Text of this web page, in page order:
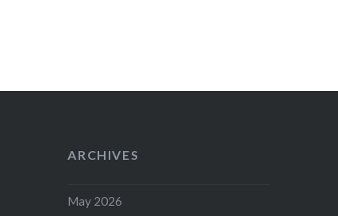
ARCHIVES
May 2026